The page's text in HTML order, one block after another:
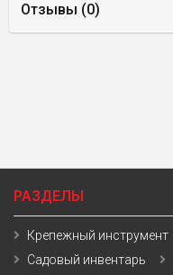
Отзывы (0)
РАЗДЕЛЫ
Крепежный инструмент
Садовый инвентарь